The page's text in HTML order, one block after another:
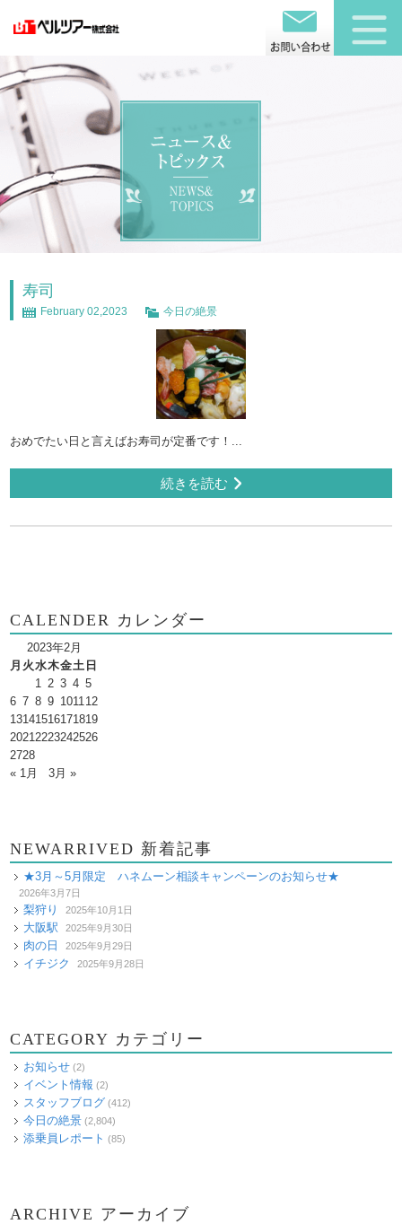
寿司
February 02,2023 今日の絶景
おめでたい日と言えばお寿司が定番です！...
続きを読む
CALENDER カレンダー
2023年2月
月 火水木金土 日
1 2 3 4 5
6 7 8 9 101112
13141516171819
20212223242526
2728
« 1月
3月 »
NEWARRIVED 新着記事
★3月～5月限定 ハネムーン相談キャンペーンのお知らせ★
2026年3月7日
梨狩り 2025年10月1日
大阪駅 2025年9月30日
肉の日 2025年9月29日
イチジク 2025年9月28日
CATEGORY カテゴリー
お知らせ (2)
イベント情報 (2)
スタッフブログ (412)
今日の絶景 (2,804)
添乗員レポート (85)
ARCHIVE アーカイブ